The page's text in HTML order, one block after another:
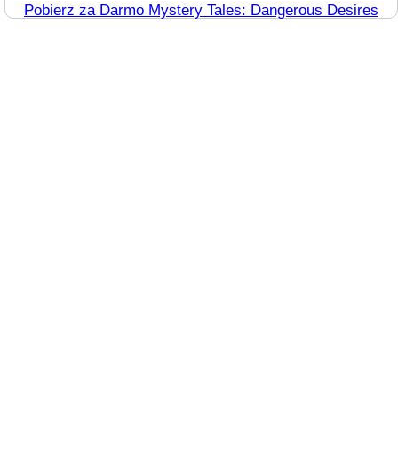
Pobierz za Darmo Mystery Tales: Dangerous Desires